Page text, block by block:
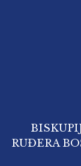
RUĐERA